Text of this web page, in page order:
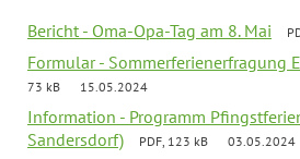
Bericht - Oma-Opa-Tag am 8. Mai
Formular - Sommerferienerfragung
73 kB
15.05.2024
Information - Programm
Sandersdorf)
PDF, 123 kB 03.05.2024